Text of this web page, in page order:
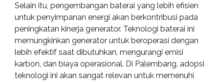
Selain itu, pengembangan baterai yang lebih efisien
untuk penyimpanan energi akan berkontribusi pada
peningkatan kinerja generator. Teknologi baterai ini
memungkinkan generator untuk beroperasi dengan
lebih efektif saat dibutuhkan, mengurangi emisi
karbon, dan biaya operasional. Di Palembang, adopsi
teknologi ini akan sangat relevan untuk memenuhi